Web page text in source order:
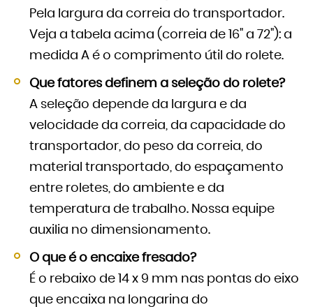
Pela largura da correia do transportador.
Veja a tabela acima (correia de 16" a 72"): a
medida A é o comprimento útil do rolete.
Que fatores definem a seleção do rolete?
A seleção depende da largura e da
velocidade da correia, da capacidade do
transportador, do peso da correia, do
material transportado, do espaçamento
entre roletes, do ambiente e da
temperatura de trabalho. Nossa equipe
auxilia no dimensionamento.
O que é o encaixe fresado?
É o rebaixo de 14 x 9 mm nas pontas do eixo
que encaixa na longarina do